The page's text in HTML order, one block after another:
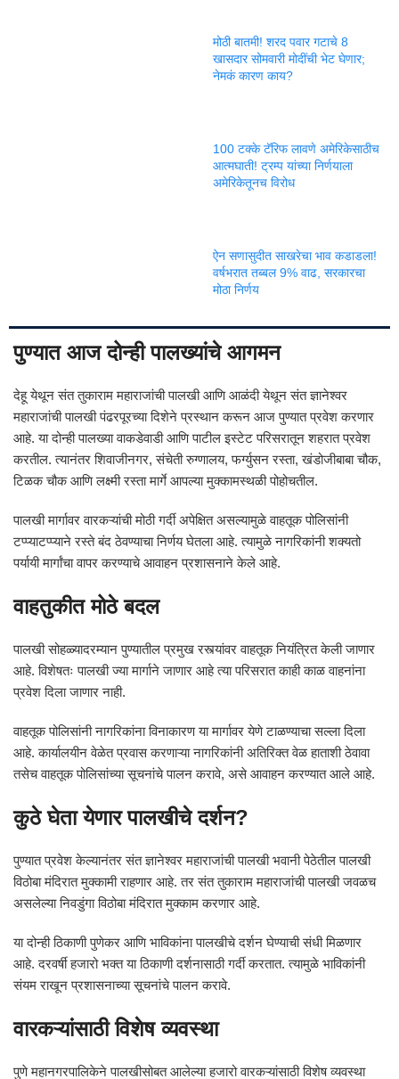
मोठी बातमी! शरद पवार गटाचे 8
खासदार सोमवारी मोदींची भेट घेणार;
नेमकं कारण काय?
100 टक्के टॅरिफ लावणे अमेरिकेसाठीच
आत्मघाती! ट्रम्प यांच्या निर्णयाला
अमेरिकेतूनच विरोध
ऐन सणासुदीत साखरेचा भाव कडाडला!
वर्षभरात तब्बल 9% वाढ, सरकारचा
मोठा निर्णय
पुण्यात आज दोन्ही पालख्यांचे आगमन
देहू येथून संत तुकाराम महाराजांची पालखी आणि आळंदी येथून संत ज्ञानेश्वर
महाराजांची पालखी पंढरपूरच्या दिशेने प्रस्थान करून आज पुण्यात प्रवेश करणार
आहे. या दोन्ही पालख्या वाकडेवाडी आणि पाटील इस्टेट परिसरातून शहरात प्रवेश
करतील. त्यानंतर शिवाजीनगर, संचेती रुग्णालय, फर्ग्युसन रस्ता, खंडोजीबाबा चौक,
टिळक चौक आणि लक्ष्मी रस्ता मार्गे आपल्या मुक्कामस्थळी पोहोचतील.
पालखी मार्गावर वारकऱ्यांची मोठी गर्दी अपेक्षित असल्यामुळे वाहतूक पोलिसांनी
टप्प्याटप्प्याने रस्ते बंद ठेवण्याचा निर्णय घेतला आहे. त्यामुळे नागरिकांनी शक्यतो
पर्यायी मार्गांचा वापर करण्याचे आवाहन प्रशासनाने केले आहे.
वाहतुकीत मोठे बदल
पालखी सोहळ्यादरम्यान पुण्यातील प्रमुख रस्त्यांवर वाहतूक नियंत्रित केली जाणार
आहे. विशेषतः पालखी ज्या मार्गाने जाणार आहे त्या परिसरात काही काळ वाहनांना
प्रवेश दिला जाणार नाही.
वाहतूक पोलिसांनी नागरिकांना विनाकारण या मार्गावर येणे टाळण्याचा सल्ला दिला
आहे. कार्यालयीन वेळेत प्रवास करणाऱ्या नागरिकांनी अतिरिक्त वेळ हाताशी ठेवावा
तसेच वाहतूक पोलिसांच्या सूचनांचे पालन करावे, असे आवाहन करण्यात आले आहे.
कुठे घेता येणार पालखीचे दर्शन?
पुण्यात प्रवेश केल्यानंतर संत ज्ञानेश्वर महाराजांची पालखी भवानी पेठेतील पालखी
विठोबा मंदिरात मुक्कामी राहणार आहे. तर संत तुकाराम महाराजांची पालखी जवळच
असलेल्या निवडुंगा विठोबा मंदिरात मुक्काम करणार आहे.
या दोन्ही ठिकाणी पुणेकर आणि भाविकांना पालखीचे दर्शन घेण्याची संधी मिळणार
आहे. दरवर्षी हजारो भक्त या ठिकाणी दर्शनासाठी गर्दी करतात. त्यामुळे भाविकांनी
संयम राखून प्रशासनाच्या सूचनांचे पालन करावे.
वारकऱ्यांसाठी विशेष व्यवस्था
पुणे महानगरपालिकेने पालखीसोबत आलेल्या हजारो वारकऱ्यांसाठी विशेष व्यवस्था